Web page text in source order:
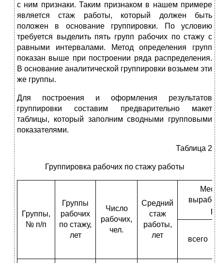
с ним признаки. Таким признаком в нашем примере
является стаж работы, который должен быть
положен в основание группировки. По условию
требуется выделить пять групп рабочих по стажу с
равными интервалами. Метод определения групп
показан выше при построении ряда распределения.
В основание аналитической группировки возьмем эти
же группы.
Для построения и оформления результатов
группировки составим предварительно макет
таблицы, который заполним сводными групповыми
показателями.
Таблица 2
Группировка рабочих по стажу работы
Группы,
№ п/п
Группы
рабочих
по стажу,
лет
Число
рабочих,
чел.
Средний
стаж
работы,
лет
всего